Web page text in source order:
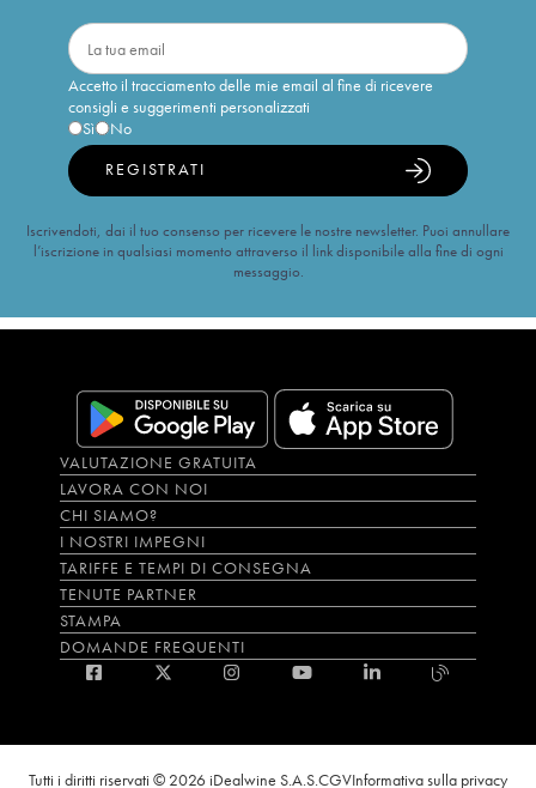
Accetto il tracciamento delle mie email al fine di ricevere
consigli e suggerimenti personalizzati
Sì
No
REGISTRATI
Iscrivendoti, dai il tuo consenso per ricevere le nostre newsletter. Puoi annullare
l’iscrizione in qualsiasi momento attraverso il link disponibile alla fine di ogni
messaggio.
VALUTAZIONE GRATUITA
LAVORA CON NOI
CHI SIAMO?
I NOSTRI IMPEGNI
TARIFFE E TEMPI DI CONSEGNA
TENUTE PARTNER
STAMPA
DOMANDE FREQUENTI
Tutti i diritti riservati © 2026 iDealwine S.A.S.CGVInformativa sulla privacy